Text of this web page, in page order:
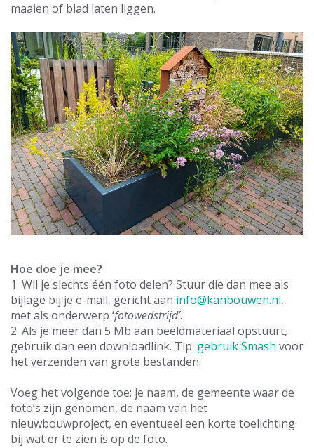
maaien of blad laten liggen.
Hoe doe je mee?
1. Wil je slechts één foto delen? Stuur die dan mee als
bijlage bij je e-mail, gericht aan info@kanbouwen.nl,
met als onderwerp ‘fotowedstrijd’.
2. Als je meer dan 5 Mb aan beeldmateriaal opstuurt,
gebruik dan een downloadlink. Tip: gebruik Smash voor
het verzenden van grote bestanden.
Voeg het volgende toe: je naam, de gemeente waar de
foto’s zijn genomen, de naam van het
nieuwbouwproject, en eventueel een korte toelichting
bij wat er te zien is op de foto.